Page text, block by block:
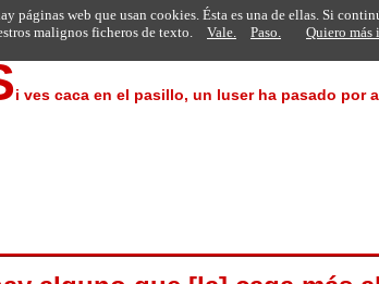
i ves caca en el pasillo, un luser ha pasado por
páginas web que usan cookies. Ésta es una de ellas. Si
malignos ficheros de texto.
Vale. Paso. Quiero más